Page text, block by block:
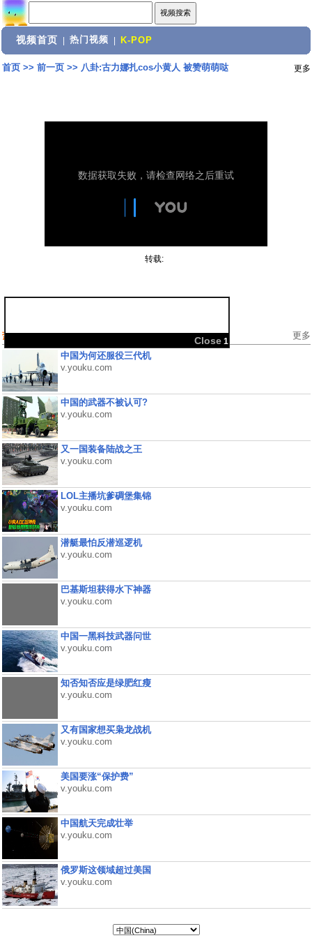
视频首页 热门视频 K-POP
首页>> 前一页>> 八卦:古力娜扎cos小黄人 被赞萌萌哒 更多
Close 1
转载:
热门视频 更多
中国为何还服役三代机
v.youku.com
中国的武器不被认可?
v.youku.com
又一国装备陆战之王
v.youku.com
LOL主播坑爹碉堡集锦
v.youku.com
潜艇最怕反潜巡逻机
v.youku.com
巴基斯坦获得水下神器
v.youku.com
中国一黑科技武器问世
v.youku.com
知否知否应是绿肥红瘦
v.youku.com
又有国家想买枭龙战机
v.youku.com
美国要涨“保护费”
v.youku.com
中国航天完成壮举
v.youku.com
俄罗斯这领域超过美国
v.youku.com